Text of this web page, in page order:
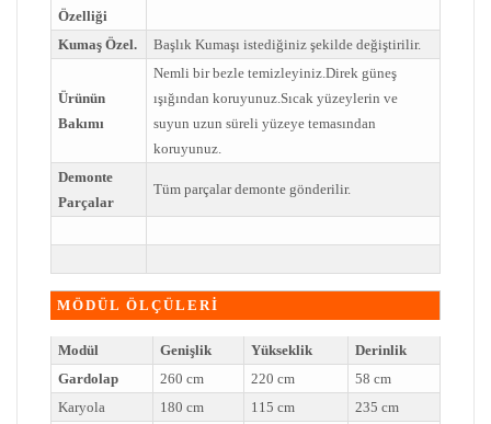
Özelliği
Kumaş Özel. Başlık Kumaşı istediğiniz şekilde değiştirilir.
Ürünün
Bakımı
Nemli bir bezle temizleyiniz.Direk güneş
ışığından koruyunuz.Sıcak yüzeylerin ve
suyun uzun süreli yüzeye temasından
koruyunuz.
Demonte
Parçalar
Tüm parçalar demonte gönderilir.
MÖDÜL ÖLÇÜLERİ
Modül Genişlik Yükseklik
Derinlik
Gardolap
260 cm 220 cm
58 cm
Karyola
180 cm 115 cm
235 cm